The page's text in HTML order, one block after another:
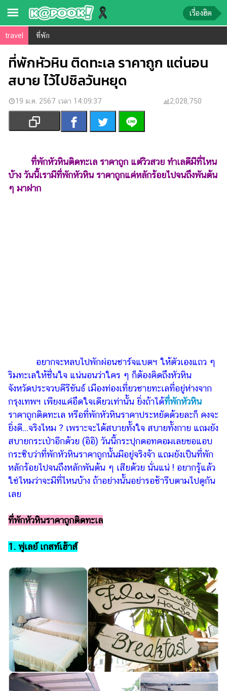
ข่าว-
ความ
รู้
ข่าว
บันเทิง
ผล
บอล
Music
Station
ละคร
บันเทิง
เกาหลี
ไลฟ์
ไตล์
ดูด
วง
ผู้
หญิง
ผู้ชาย
ท่อง
เที่ยว
สูตร
อาหาร
ง่ายๆ
ช้อป
ปิ้ง
เรื่องฮิต
travel ที่พัก
ที่พักหัวหิน ติดทะเล ราคาถูก แต่นอน
สบาย ไว้ไปชิลวันหยุด
19 ม.ค. 2567 เวลา 14:09:37 2,028,750
ที่พักหัวหินติดทะเล ราคาถูก แต่วิวสวย ทำเลดีมีที่ไหน
บ้าง วันนี้เรามีที่พักหัวหิน ราคาถูกแค่หลักร้อยไปจนถึงพันต้น
ๆ มาฝาก
อยากจะหลบไปพักผ่อนชาร์จแบตฯ ให้ตัวเองแถว ๆ
ริมทะเลให้ชื่นใจ แน่นอนว่าใคร ๆ ก็ต้องคิดถึงหัวหิน
จังหวัดประจวบคีรีขันธ์ เมืองท่องเที่ยวชายทะเลที่อยู่ห่างจาก
กรุงเทพฯ เพียงแค่อึดใจเดียวเท่านั้น ยิ่งถ้าได้ที่พักหัวหิน
ราคาถูกติดทะเล หรือที่พักหัวหินราคาประหยัดด้วยละก็ คงจะ
ยิ่งดี...จริงไหม ? เพราะจะได้สบายทั้งใจ สบายทั้งกาย แถมยัง
สบายกระเป๋าอีกด้วย (อิอิ) วันนี้กระปุกดอทคอมเลยขอแอบ
กระซิบว่าที่พักหัวหินราคาถูกนั้นมีอยู่จริงจ้า แถมยังเป็นที่พัก
หลักร้อยไปจนถึงหลักพันต้น ๆ เสียด้วย นั่นแน่ ! อยากรู้แล้ว
ใช่ไหมว่าจะมีที่ไหนบ้าง ถ้าอย่างนั้นอย่ารอช้ารีบตามไปดูกัน
เลย
ที่พักหัวหินราคาถูกติดทะเล
1. ฟูเลย์ เกสท์เฮ้าส์